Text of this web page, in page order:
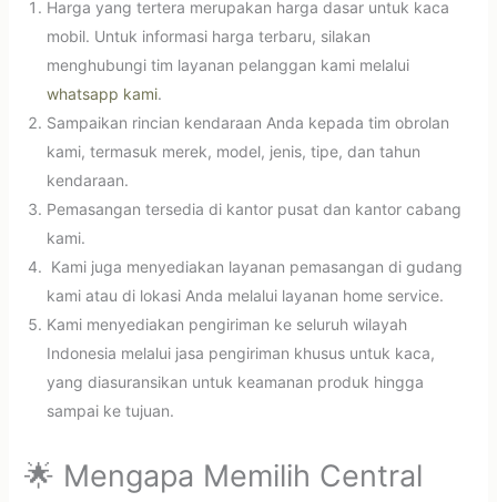
Harga yang tertera merupakan harga dasar untuk kaca
mobil. Untuk informasi harga terbaru, silakan
menghubungi tim layanan pelanggan kami melalui
whatsapp kami.
Sampaikan rincian kendaraan Anda kepada tim obrolan
kami, termasuk merek, model, jenis, tipe, dan tahun
kendaraan.
Pemasangan tersedia di kantor pusat dan kantor cabang
kami.
Kami juga menyediakan layanan pemasangan di gudang
kami atau di lokasi Anda melalui layanan home service.
Kami menyediakan pengiriman ke seluruh wilayah
Indonesia melalui jasa pengiriman khusus untuk kaca,
yang diasuransikan untuk keamanan produk hingga
sampai ke tujuan.
🌟 Mengapa Memilih Central